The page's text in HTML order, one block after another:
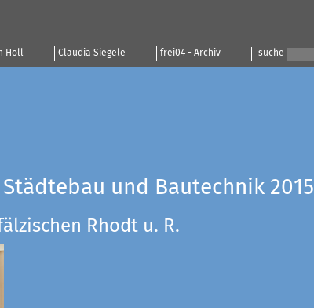
Holl Claudia Siegele frei04 - Archiv suche
und Bautechnik 2015
Rhodt u. R.